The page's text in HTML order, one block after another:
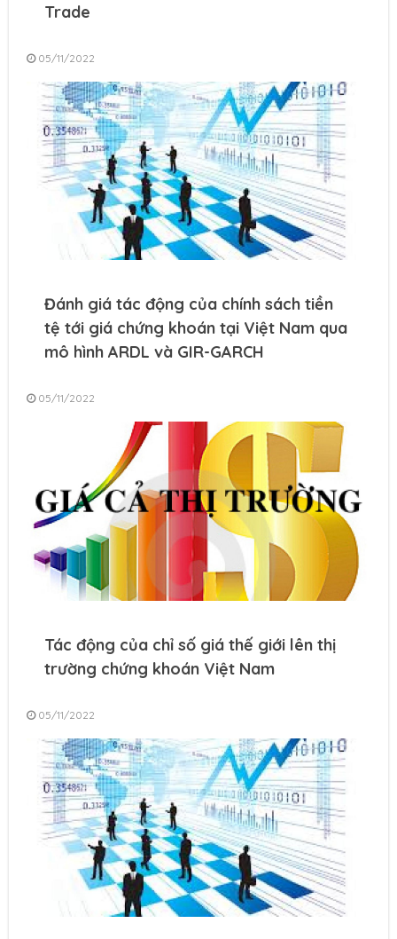
Trade
05/11/2022
Đánh giá tác động của chính sách tiền
tệ tới giá chứng khoán tại Việt Nam qua
mô hình ARDL và GIR-GARCH
05/11/2022
Tác động của chỉ số giá thế giới lên thị
trường chứng khoán Việt Nam
05/11/2022